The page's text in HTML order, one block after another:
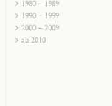
1980 – 1989
1990 – 1999
2000 – 2009
ab 2010